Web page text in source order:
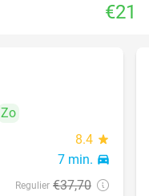
€21
Zo
8.4 star
7 min. directions_car
Regulier €37,70